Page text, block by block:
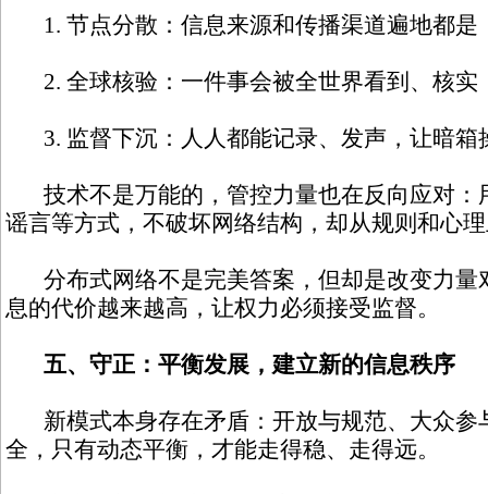
1. 节点分散：信息来源和传播渠道遍地都是
2. 全球核验：一件事会被全世界看到、核实
3. 监督下沉：人人都能记录、发声，让暗箱
技术不是万能的，管控力量也在反向应对：
谣言等方式，不破坏网络结构，却从规则和心
分布式网络不是完美答案，但却是改变力
息的代价越来越高，让权力必须接受监督。
五、守正：平衡发展，建立新的信息秩序
新模式本身存在矛盾：开放与规范、大众参
全，只有动态平衡，才能走得稳、走得远。